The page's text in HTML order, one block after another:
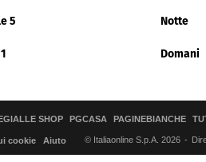
5 Notte
Domani
SHOP PGCASA PAGINEBIANCHE
cookie Aiuto © Italiaonline S.p.A. 2026